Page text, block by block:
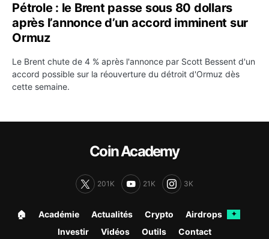
Pétrole : le Brent passe sous 80 dollars
après l’annonce d’un accord imminent sur
Ormuz
Le Brent chute de 4 % après l'annonce par Scott Bessent d'un
accord possible sur la réouverture du détroit d'Ormuz dès
cette semaine.
Coin Academy
201K 21K 3K
🏠︎ Académie Actualités Crypto Airdrops ✦
Investir Vidéos Outils Contact